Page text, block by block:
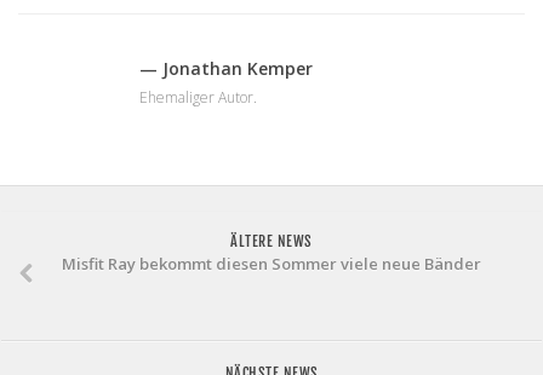
— Jonathan Kemper
Ehemaliger Autor.
ÄLTERE NEWS
Misfit Ray bekommt diesen Sommer viele neue Bänder